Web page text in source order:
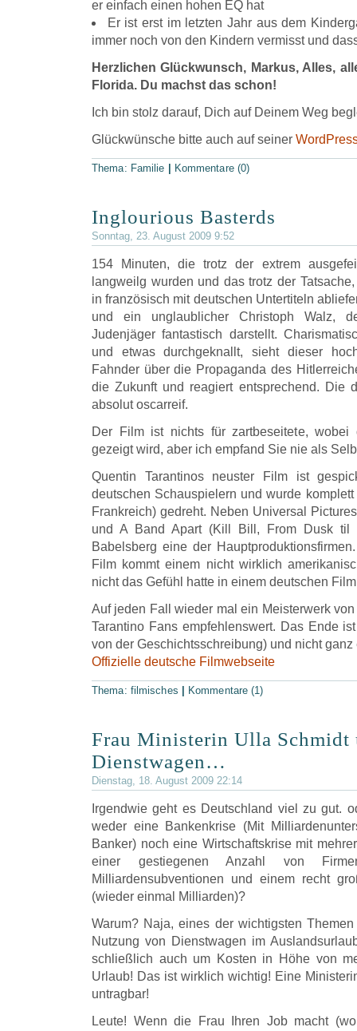
er einfach einen hohen EQ hat
Er ist erst im letzten Jahr aus dem
immer noch von den Kindern vermisst und
Herzlichen Glückwunsch, Markus, Alles,
Florida. Du machst das schon!
Ich bin stolz darauf, Dich auf Deinem Weg
Glückwünsche bitte auch auf seiner
Thema: Familie Kommentare (0)
Inglourious Basterds
Sonntag, 23. August 2009 9:52
154 Minuten, die trotz der extrem
langweilg wurden und das trotz der
in französisch mit deutschen Untertiteln
und ein unglaublicher Christoph Walz,
Judenjäger fantastisch darstellt.
und etwas durchgeknallt, sieht dieser
Fahnder über die Propaganda des
die Zukunft und reagiert entsprechend. Die
absolut oscarreif.
Der Film ist nichts für zartbeseitete,
gezeigt wird, aber ich empfand Sie nie als
Quentin Tarantinos neuster Film ist
deutschen Schauspielern und wurde
Frankreich) gedreht. Neben Universal
und A Band Apart (Kill Bill, From Dusk
Babelsberg eine der
Film kommt einem nicht wirklich
nicht das Gefühl hatte in einem deutschen
Auf jeden Fall wieder mal ein Meisterwerk
Tarantino Fans empfehlenswert. Das Ende
von der Geschichtsschreibung) und nicht ganz
Offizielle deutsche Filmwebseite
Thema: filmisches Kommentare (1)
Frau Ministerin Ulla Schmidt
Dienstwagen…
Dienstag, 18. August 2009 22:14
Irgendwie geht es Deutschland viel zu gut.
weder eine Bankenkrise (Mit
Banker) noch eine Wirtschaftskrise mit
einer gestiegenen Anzahl von
Milliardensubventionen und einem recht
(wieder einmal Milliarden)?
Warum? Naja, eines der wichtigsten
Nutzung von Dienstwagen im
schließlich auch um Kosten in Höhe von
Urlaub! Das ist wirklich wichtig! Eine
untragbar!
Leute! Wenn die Frau Ihren Job macht